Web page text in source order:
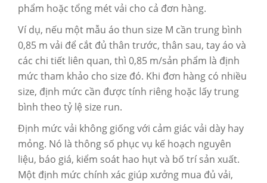
phẩm hoặc tổng mét vải cho cả đơn hàng.
Ví dụ, nếu một mẫu áo thun size M cần trung bình
0,85 m vải để cắt đủ thân trước, thân sau, tay áo và
các chi tiết liên quan, thì 0,85 m/sản phẩm là định
mức tham khảo cho size đó. Khi đơn hàng có nhiều
size, định mức cần được tính riêng hoặc lấy trung
bình theo tỷ lệ size run.
Định mức vải không giống với cảm giác vải dày hay
mỏng. Nó là thông số phục vụ kế hoạch nguyên
liệu, báo giá, kiểm soát hao hụt và bố trí sản xuất.
Một định mức chính xác giúp xưởng mua đủ vải,